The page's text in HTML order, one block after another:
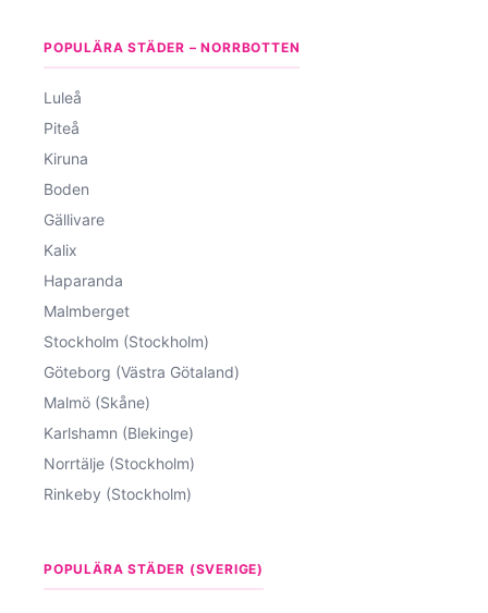
POPULÄRA STÄDER – NORRBOTTEN
Luleå
Piteå
Kiruna
Boden
Gällivare
Kalix
Haparanda
Malmberget
Stockholm (Stockholm)
Göteborg (Västra Götaland)
Malmö (Skåne)
Karlshamn (Blekinge)
Norrtälje (Stockholm)
Rinkeby (Stockholm)
POPULÄRA STÄDER (SVERIGE)